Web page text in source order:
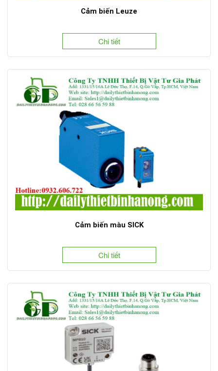
Cảm biến Leuze
Chi tiết
Cảm biến màu SICK
Chi tiết